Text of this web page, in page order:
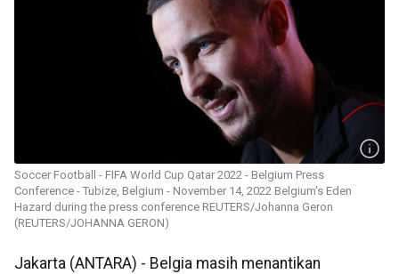
Soccer Football - FIFA World Cup Qatar 2022 - Belgium Press
Conference - Tubize, Belgium - November 14, 2022 Belgium's Eden
Hazard during the press conference REUTERS/Johanna Geron
(REUTERS/JOHANNA GERON)
Jakarta (ANTARA) - Belgia masih menantikan